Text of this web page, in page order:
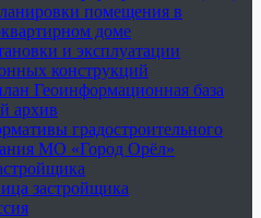
помещения в
доме
и эксплуатации
конструкций
Геоинформационная база
архив
градостроительного
МО «Город Орёл»
застройщика